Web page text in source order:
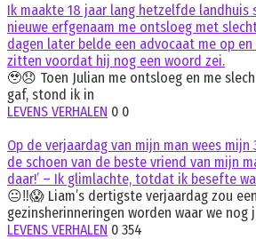
Ik maakte 18 jaar lang hetzelfde landhuis
nieuwe erfgenaam me ontsloeg met
dagen later belde een advocaat me op
zitten voordat hij nog een woord zei.
🥹😞 Toen Julian me ontsloeg en me
gaf, stond ik in
LEVENS VERHALEN 0 0
Op de verjaardag van mijn man wees
de schoen van de beste vriend van mijn
daar!’ – Ik glimlachte, totdat ik besefte
😐‼️😱 Liam’s dertigste verjaardag zou
gezinsherinneringen worden waar we nog
LEVENS VERHALEN 0 354